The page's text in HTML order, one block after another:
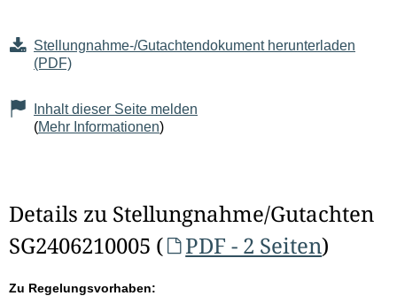
Stellungnahme-/Gutachtendokument herunterladen
(PDF)
Inhalt dieser Seite melden
(Mehr Informationen)
Details zu Stellungnahme/Gutachten
SG2406210005 (
PDF - 2 Seiten)
Zu Regelungsvorhaben: